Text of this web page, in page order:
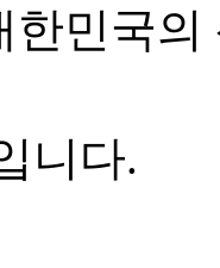
한민국
니다.